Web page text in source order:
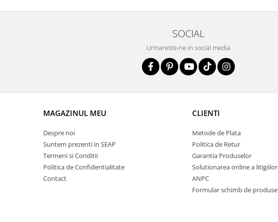
SOCIAL
Urmareste-ne in social media
MAGAZINUL MEU
Despre noi
Suntem prezenti in SEAP
Termeni si Conditii
Politica de Confidentialitate
Contact
CLIENTI
Metode de Plata
Politica de Retur
Garantia Produselor
Solutionarea online a litigiilor
ANPC
Formular schimb de produse